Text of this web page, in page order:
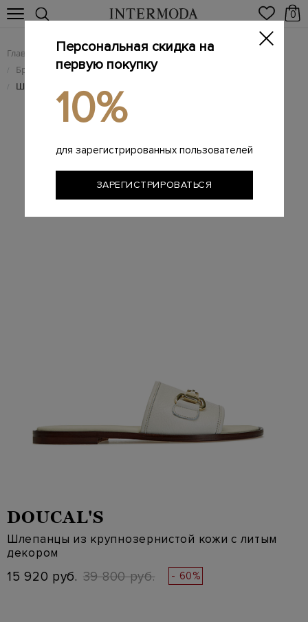
0
Главная Женщинам / Женская обувь
/ Брендовые женские шлепанцы
/ Шлепанцы из крупнозернистой кожи с литым декором
DOUCAL'S
Шлепанцы из крупнозернистой кожи с литым
декором
15 920 руб. 39 800 руб. - 60%
Персональная скидка на
первую покупку
10%
для зарегистрированных пользователей
ЗАРЕГИСТРИРОВАТЬСЯ